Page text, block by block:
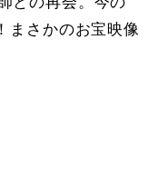
まさかのお宝映像